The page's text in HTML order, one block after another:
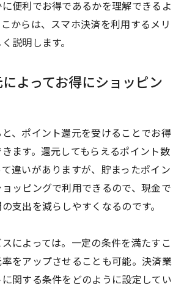
便利でお得であるかを理解できるよ
からは、スマホ決済を利用するメリ
説明します。
よってお得にショッピン
、ポイント還元を受けることでお得
ます。還元してもらえるポイント数
違いがありますが、貯まったポイン
ョッピングで利用できるので、現金で
支出を減らしやすくなるのです。
によっては。一定の条件を満たすこ
をアップさせることも可能。決済業
関する条件をどのように設定してい